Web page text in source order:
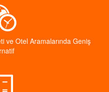
ve Otel Aramalarında Geniş